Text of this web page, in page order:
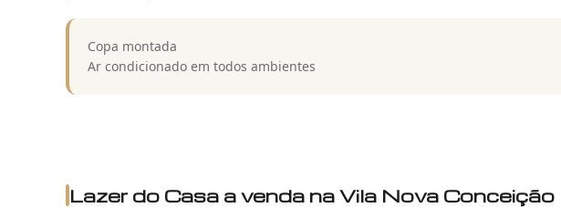
Copa montada
Ar condicionado em todos ambientes
Lazer do Casa a venda na Vila Nova Conceição